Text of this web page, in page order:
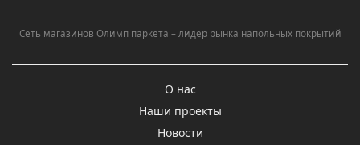
Сеть магазинов Олимп паркета – лидер рынка напольных покрытий
О нас
Наши проекты
Новости